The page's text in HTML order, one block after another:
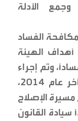
الأدلة
مكافحة الفساد
الذي حدد أهداف الهيئة
وتم إجراء
تعديل عليه عام 2012 وتعديل آخر عام 2014،
الإصلاح
سيادة القانون